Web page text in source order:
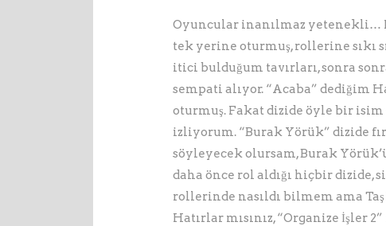
Oyuncular inanılmaz yetenekli…
tek yerine oturmuş, rollerine sıkı
itici bulduğum tavırları, sonra
sempati alıyor. “Acaba” dediğim
oturmuş. Fakat dizide öyle bir
izliyorum. “Burak Yörük” dizide
söyleyecek olursam, Burak
daha önce rol aldığı hiçbir
rollerinde nasıldı bilmem ama
Hatırlar mısınız, “Organize İşler